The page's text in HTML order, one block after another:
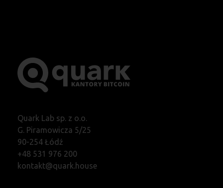
Quark Lab sp. z o.o.
G. Piramowicza 5/25
90-254 Łódź
+48 531 976 200
kontakt@quark.house